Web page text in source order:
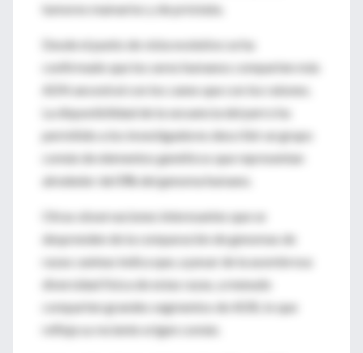
tumores mamarios y de próstata.
Desde el punto de vista evolutivo se ha
confirmado que los seres humanos comparten más
ADN ancestral con los canes que con los ratones.
La disponibilidad de la secuencia del perro ha
permitido a los investigadores describir un grupo
común de elementos genéticos que representan
alrededor del
5%del genoma humano.
Otras observaciones interesantes que se
desprenden de la comparación de genomas de
razas caninas indica que, a pesar de la asombrosa
diversidad física de estas razas, a menudo
comparten grandes segmentos de ADB, lo que
refleja su reciente origen común.